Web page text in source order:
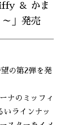
＆ かま
」発売
の第2弾を発
ナのミッフィ
いラインナッ